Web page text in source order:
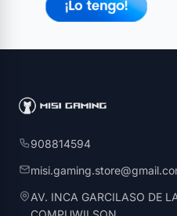
908814594
AV. INCA GARCILASO DE